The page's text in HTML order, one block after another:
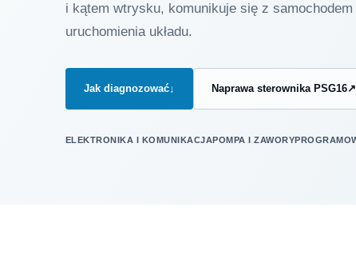
i kątem wtrysku, komunikuje się z
uruchomienia układu.
Jak diagnozować↓ Naprawa sterownika PSG16↗
ELEKTRONIKA I KOMUNIKACJAPOMPA I ZAWORY